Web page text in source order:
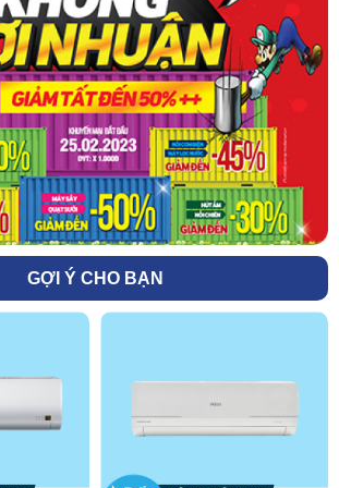
GỢI Ý CHO BẠN